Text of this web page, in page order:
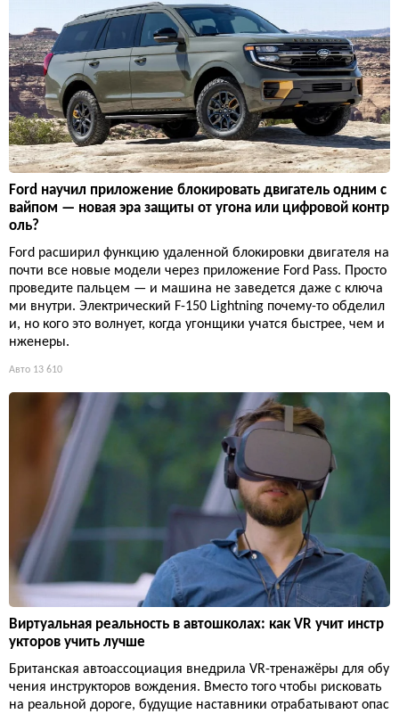
Ford научил приложение блокировать двигатель одним с
вайпом — новая эра защиты от угона или цифровой контр
оль?
Ford расширил функцию удаленной блокировки двигателя на
почти все новые модели через приложение Ford Pass. Просто
проведите пальцем — и машина не заведется даже с ключа
ми внутри. Электрический F-150 Lightning почему-то обделил
и, но кого это волнует, когда угонщики учатся быстрее, чем и
нженеры.
Авто 13 610
Виртуальная реальность в автошколах: как VR учит инстр
укторов учить лучше
Британская автоассоциация внедрила VR-тренажёры для обу
чения инструкторов вождения. Вместо того чтобы рисковать
на реальной дороге, будущие наставники отрабатывают опас